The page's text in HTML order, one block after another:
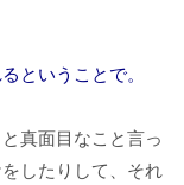
ということで。
真面目なこと言っ
したりして、それ